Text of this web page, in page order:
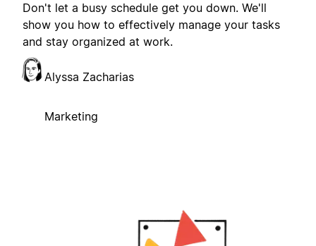
Don't let a busy schedule get you down. We'll
show you how to effectively manage your tasks
and stay organized at work.
Alyssa Zacharias
Marketing